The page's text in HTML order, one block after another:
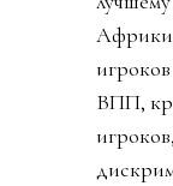
ВПП,
игроков,